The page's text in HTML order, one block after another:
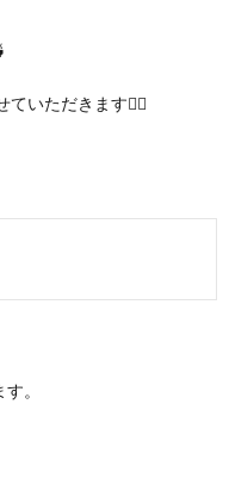
いただきます🙇‍♀️
。